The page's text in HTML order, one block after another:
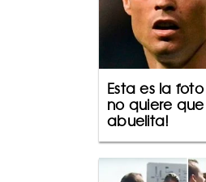
Esta es la
no quiere
abuelita!